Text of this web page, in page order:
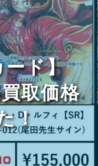
ード】
取価格
！